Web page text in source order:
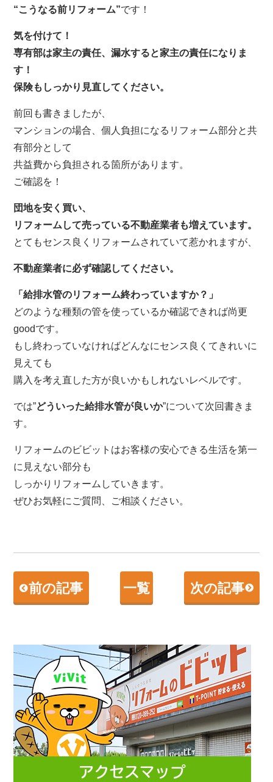
“こうなる前リフォーム”です！
気を付けて！
専有部は家主の責任、漏水すると家主の責任になりま
す！
保険もしっかり見直してください。
前回も書きましたが、
マンションの場合、個人負担になるリフォーム部分と共
有部分として
共益費から負担される箇所があります。
ご確認を！
団地を安く買い、
リフォームして売っている不動産業者も増えています。
とてもセンス良くリフォームされていて惹かれますが、
不動産業者に必ず確認してください。
「給排水管のリフォーム終わっていますか？」
どのような種類の管を使っているか確認できれば尚更
goodです。
もし終わっていなければどんなにセンス良くてきれいに
見えても
購入を考え直した方が良いかもしれないレベルです。
では”どういった給排水管が良いか”について次回書きま
す。
リフォームのビビットはお客様の安心できる生活を第一
に見えない部分も
しっかりリフォームしていきます。
ぜひお気軽にご質問、ご相談ください。
前の記事 一覧 次の記事